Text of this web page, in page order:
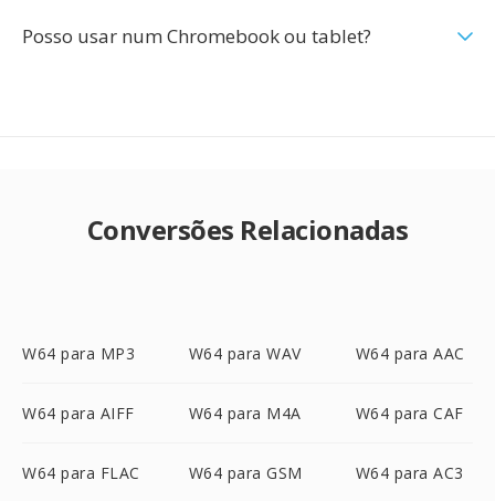
Posso usar num Chromebook ou tablet?
Conversões Relacionadas
W64 para MP3 W64 para WAV W64 para AAC
W64 para AIFF W64 para M4A W64 para CAF
W64 para FLAC W64 para GSM W64 para AC3